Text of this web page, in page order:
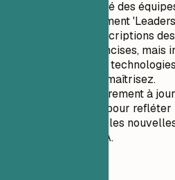
exemple, 'Dirigé des
lieu de simplement
Gardez les descriptions
techniques concises, mais
plateformes et
lesquels vous maîtrisez.
Mettez régulièrement à
compétences pour
émergentes et les
domaine de l'IA.